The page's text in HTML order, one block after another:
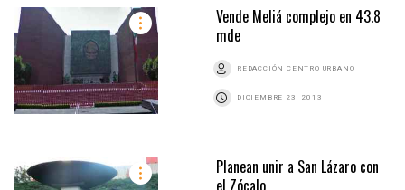
Vende Meliá complejo en 43.8
mde
REDACCIÓN CENTRO URBANO
DICIEMBRE 23, 2013
Planean unir a San Lázaro con
el Zócalo